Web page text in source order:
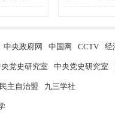
中央政府网 中国网 CCTV 经
党史研究室 中央党史研究室
主自治盟 九三学社